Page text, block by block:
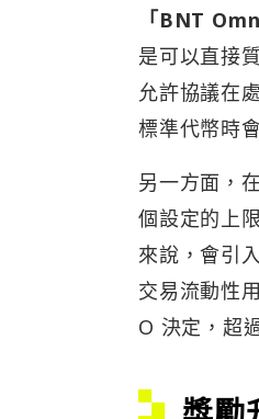
「BNT
是可以直接
允許協議在
標準代幣時
另一方面，
個設定的上
來說，會引入
交易流動性
O 決定，超